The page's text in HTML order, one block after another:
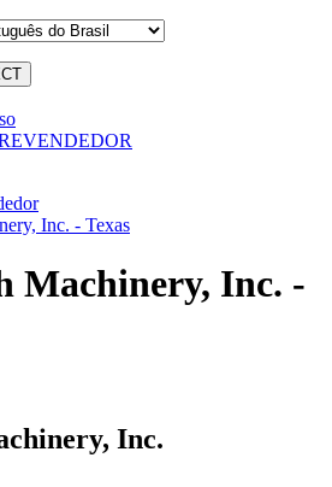
Inc. - Texas
Machinery, Inc. -
Inc.